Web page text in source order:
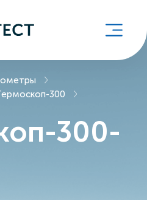
300
300-